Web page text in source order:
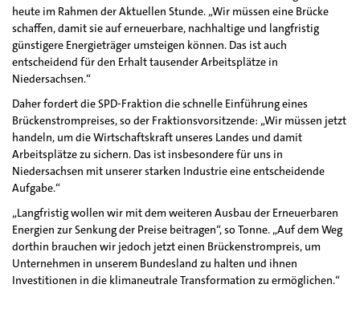
heute im Rahmen der Aktuellen Stunde. „Wir müssen eine Brücke
schaffen, damit sie auf erneuerbare, nachhaltige und langfristig
günstigere Energieträger umsteigen können. Das ist auch
entscheidend für den Erhalt tausender Arbeitsplätze in
Niedersachsen.“
Daher fordert die SPD-Fraktion die schnelle Einführung eines
Brückenstrompreises, so der Fraktionsvorsitzende: „Wir müssen jetzt
handeln, um die Wirtschaftskraft unseres Landes und damit
Arbeitsplätze zu sichern. Das ist insbesondere für uns in
Niedersachsen mit unserer starken Industrie eine entscheidende
Aufgabe.“
„Langfristig wollen wir mit dem weiteren Ausbau der Erneuerbaren
Energien zur Senkung der Preise beitragen“, so Tonne. „Auf dem Weg
dorthin brauchen wir jedoch jetzt einen Brückenstrompreis, um
Unternehmen in unserem Bundesland zu halten und ihnen
Investitionen in die klimaneutrale Transformation zu ermöglichen.“